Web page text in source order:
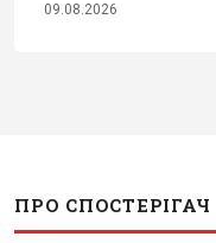
09.08.2026
ПРО СПОСТЕРІГАЧ